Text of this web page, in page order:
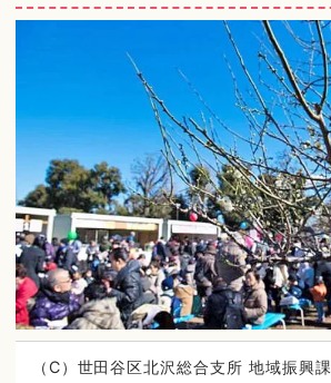
（C）世田谷区北沢総合支所 地域振興課